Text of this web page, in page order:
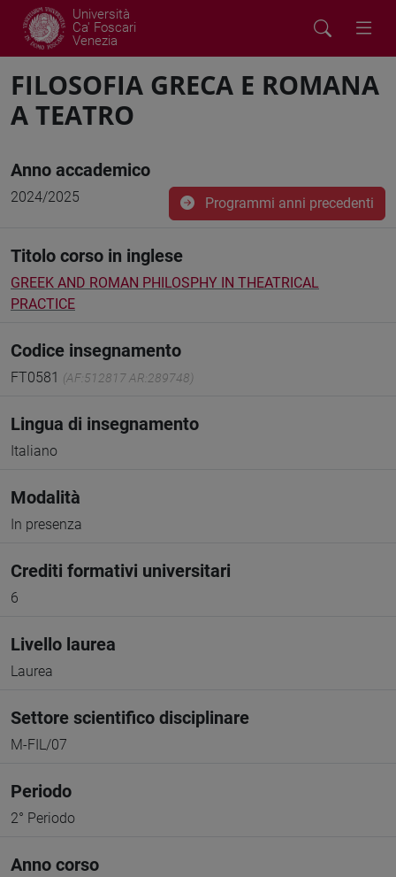
Università
Ca' Foscari
Venezia
FILOSOFIA GRECA E ROMANA
A TEATRO
Anno accademico
2024/2025 Programmi anni precedenti
Titolo corso in inglese
GREEK AND ROMAN PHILOSPHY IN THEATRICAL
PRACTICE
Codice insegnamento
FT0581 (AF:512817 AR:289748)
Lingua di insegnamento
Italiano
Modalità
In presenza
Crediti formativi universitari
6
Livello laurea
Laurea
Settore scientifico disciplinare
M-FIL/07
Periodo
2° Periodo
Anno corso